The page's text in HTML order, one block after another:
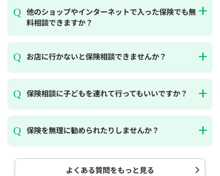
他のショップやインターネットで入った保険でも無
料相談できますか？
お店に行かないと保険相談できませんか？
保険相談に子どもを連れて行ってもいいですか？
保険を無理に勧められたりしませんか？
よくある質問をもっと見る